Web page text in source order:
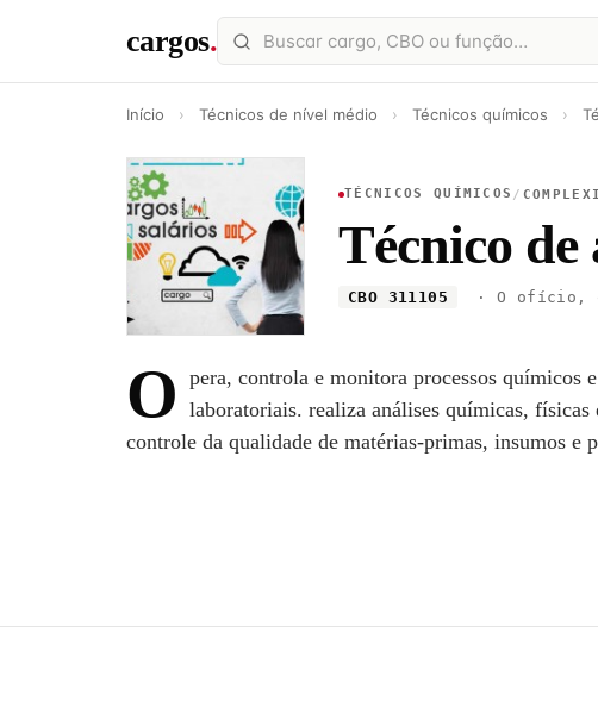
cargos.
Início › Técnicos de nível médio › Técnicos químicos ›
TÉCNICOS QUÍMICOS /
Técnico
CBO 311105 · O ofício, o
O pera, controla e monitora processos químicos
laboratoriais. realiza análises químicas, físicas
controle da qualidade de matérias-primas, insumos e